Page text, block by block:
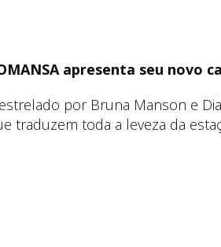
apresenta seu novo
por Bruna Manson e
traduzem toda a leveza da